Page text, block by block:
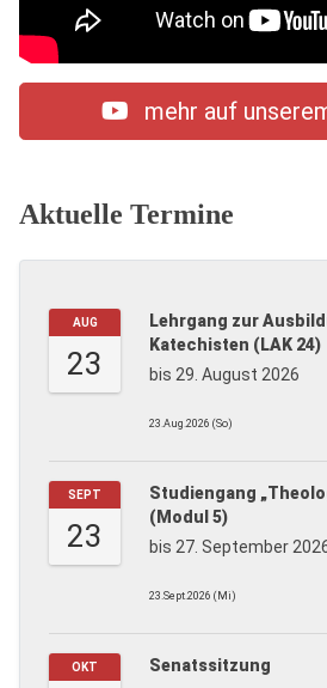
mehr auf
Aktuelle Termine
AUG
23
Lehrgang zur
Katechisten (LAK 24)
bis 29. August 2026
23.Aug.2026 (So)
SEPT
23
Studiengang
(Modul 5)
bis 27. September
23.Sept.2026 (Mi)
OKT Senatssitzung